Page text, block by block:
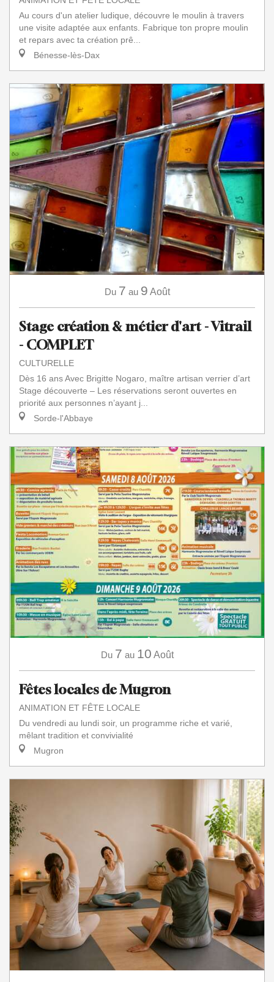
Au cours d'un atelier ludique, découvre le moulin à travers
une visite adaptée aux enfants. Fabrique ton propre moulin
et repars avec ta création prê...
Bénesse-lès-Dax
Du 7 au 9 Août
Stage création & métier d'art - Vitrail
- COMPLET
CULTURELLE
Dès 16 ans Avec Brigitte Nogaro, maître artisan verrier d’art
Stage découverte – Les réservations seront ouvertes en
priorité aux personnes n’ayant j...
Sorde-l'Abbaye
Du 7 au 10 Août
Fêtes locales de Mugron
ANIMATION ET FÊTE LOCALE
Du vendredi au lundi soir, un programme riche et varié,
mêlant tradition et convivialité
Mugron